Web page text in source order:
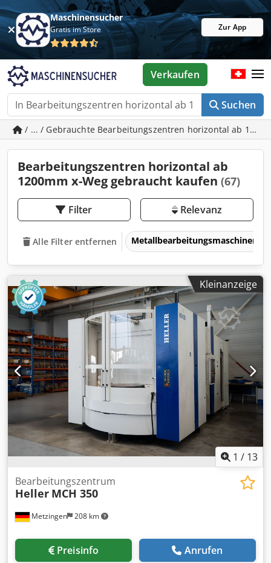
Maschinensucher
Gratis im Store Zur App
Suchen
Verkaufen
/ ... / Gebrauchte Bearbeitungszentren horizontal ab
Bearbeitungszentren horizontal ab
1200mm x-Weg gebraucht kaufen (67)
Filter Relevanz
Alle Filter entfernen Metallbearbeitungsmaschinen
Kleinanzeige
1 / 13
Metzingen 208 km
Bearbeitungszentrum
Heller MCH 350
Preisinfo Anrufen